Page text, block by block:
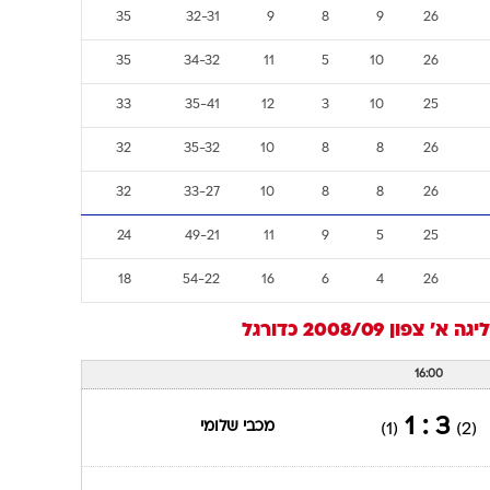
26
9
8
9
32-31
35
26
10
5
11
34-32
35
25
10
3
12
35-41
33
26
8
8
10
35-32
32
26
8
8
10
33-27
32
25
5
9
11
49-21
24
26
4
6
16
54-22
18
ליגה א' צפון 2008/09 כדורגל
16:00
(2)
3 : 1
(1) מכבי שלומי